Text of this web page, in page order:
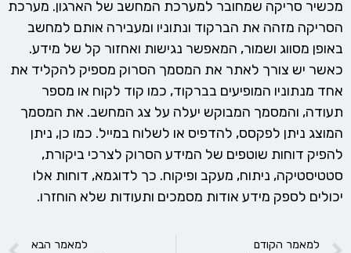
מכשיר סריקה שמחובר למערכת המחשב של הארגון. מערכת
הסריקה מזהה את הברקוד ונתוניו ומעבירה אותם למחשב
באופן מסווג ושמור, המאפשר נגישות ואחזור קל של מידע.
כאשר יש צורך לאתר את המסמך הסרוק מספיק להקליד את
אחד מנתוניו המופיעים בברקוד, כמו קוד לקוח או מספר
תעודה, והמסמך המבוקש יעלה על צג המחשב. את המסמך
המוצג ניתן לפקסס, להדפיס או לשלוח במייל. כמו כן, ניתן
להפיק דוחות שוטפים של המידע הסרוק לצרכי ביקורת,
סטטיסטיקה, ניתוח, מעקב ופיקוח. כך לדוגמא, דוחות אלו
יכולים לספק מידע אודות מסמכים ותעודות שלא הוחזרו.
למאמר הקודם למאמר הבא